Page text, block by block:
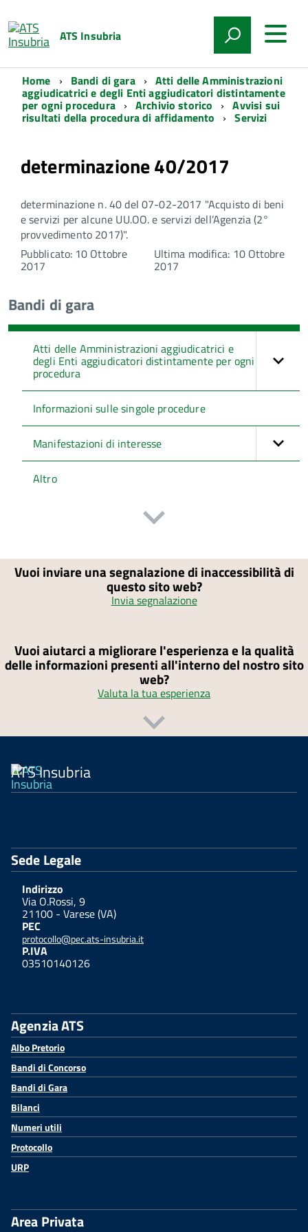
ATS Insubria
Home Bandi di gara Atti delle Amministrazioni
aggiudicatrici e degli Enti aggiudicatori distintamente
per ogni procedura Archivio storico Avvisi sui
risultati della procedura di affidamento Servizi
determinazione 40/2017
determinazione n. 40 del 07-02-2017 "Acquisto di beni
e servizi per alcune UU.OO. e servizi dell’Agenzia (2°
provvedimento 2017)".
Pubblicato: 10 Ottobre
2017
Ultima modifica: 10 Ottobre
2017
Bandi di gara
Atti delle Amministrazioni aggiudicatrici e
degli Enti aggiudicatori distintamente per ogni
procedura
Informazioni sulle singole procedure
Manifestazioni di interesse
Altro
Vuoi inviare una segnalazione di inaccessibilità di
questo sito web?
Invia segnalazione
Vuoi aiutarci a migliorare l'esperienza e la qualità
delle informazioni presenti all'interno del nostro sito
web?
Valuta la tua esperienza
ATS Insubria
Sede Legale
Indirizzo
Via O.Rossi, 9
21100 - Varese (VA)
PEC
protocollo@pec.ats-insubria.it
P.IVA
03510140126
Agenzia ATS
Albo Pretorio
Bandi di Concorso
Bandi di Gara
Bilanci
Numeri utili
Protocollo
URP
Area Privata